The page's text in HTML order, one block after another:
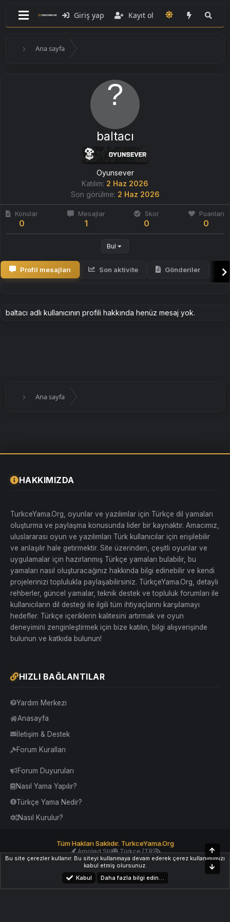
Giriş yap Kayıt ol
Ana sayfa
baltacı
Oyunsever
Katılım 2 Haz 2026
Son görülme 2 Haz 2026
Konular
0
Mesajlar
1
Skor
0
Puanları
0
Bul
Profil mesajları Son aktivite Gönderiler
baltacı adlı kullanıcının profili hakkında henüz mesaj yok.
Ana sayfa
HAKKIMIZDA
TurkceYama.Org, oyunlar ve yazılımlar için Türkçe dil yamaları
oluşturma ve paylaşma konusunda lider bir kaynaktır. Amacımız,
uluslararası oyun ve yazılımları Türk kullanıcılar için erişilebilir
ve anlaşılır hale getirmektir. Site üzerinden, çeşitli oyunlar ve
uygulamalar için hazırlanmış Türkçe yamaları bulabilir, bu
yamaları nasıl oluşturacağınız hakkında bilgi edinebilir ve kendi
projelerinizi toplulukla paylaşabilirsiniz. TürkçeYama.Org, detaylı
rehberler, güncel yamalar, teknik destek ve topluluk forumları ile
kullanıcıların dil desteği ile ilgili tüm ihtiyaçlarını karşılamayı
hedefler. Türkçe içeriklerin kalitesini artırmak ve oyun
deneyimini zenginleştirmek için bize katılın, bilgi alışverişinde
bulunun ve katkıda bulunun!
HIZLI BAĞLANTILAR
Yardım Merkezi
Anasayfa
İletişim & Destek
Forum Kuralları
Forum Duyuruları
Nasıl Yama Yapılır?
Türkçe Yama Nedir?
Nasıl Kurulur?
Tüm Hakları Saklıdır. TurkceYama.Org
Amoled Stil
Türkçe (TR)
YardımİletişimKurallar Yukarı Dön
Bu site çerezler kullanır. Bu siteyi kullanmaya devam ederek çerez kullanımımızı
kabul etmiş olursunuz.
Kabul
Daha fazla bilgi edin…